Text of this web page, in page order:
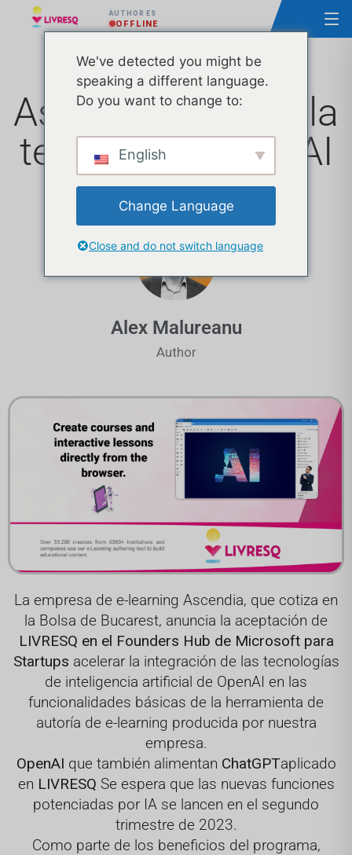
AUTHOR ES
OFFLINE
Ascendia integra la
tecnología OpenAI
en LIVRESQ
Alex Malureanu
Author
La empresa de e-learning Ascendia, que cotiza en
la Bolsa de Bucarest, anuncia la aceptación de
LIVRESQ en el Founders Hub de Microsoft para
Startups acelerar la integración de las tecnologías
de inteligencia artificial de OpenAI en las
funcionalidades básicas de la herramienta de
autoría de e-learning producida por nuestra
empresa.
OpenAI que también alimentan ChatGPTaplicado
en LIVRESQ Se espera que las nuevas funciones
potenciadas por IA se lancen en el segundo
trimestre de 2023.
Como parte de los beneficios del programa,
We've detected you might be
speaking a different language.
Do you want to change to:
English
Change Language
Close and do not switch language